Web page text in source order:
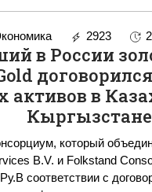
2923
в России
активов в
который
B.V. и Folkstand
соответствии с